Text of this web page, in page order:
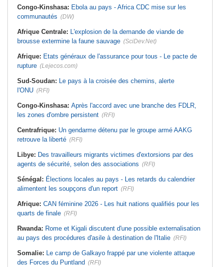
Congo-Kinshasa: Ebola au pays - Africa CDC mise sur les
communautés (DW)
Afrique Centrale: L'explosion de la demande de viande de
brousse extermine la faune sauvage (SciDev.Net)
Afrique: Etats généraux de l'assurance pour tous - Le pacte de
rupture (Lejecos.com)
Sud-Soudan: Le pays à la croisée des chemins, alerte
l'ONU (RFI)
Congo-Kinshasa: Après l'accord avec une branche des FDLR,
les zones d'ombre persistent (RFI)
Centrafrique: Un gendarme détenu par le groupe armé AAKG
retrouve la liberté (RFI)
Libye: Des travailleurs migrants victimes d'extorsions par des
agents de sécurité, selon des associations (RFI)
Sénégal: Élections locales au pays - Les retards du calendrier
alimentent les soupçons d'un report (RFI)
Afrique: CAN féminine 2026 - Les huit nations qualifiés pour les
quarts de finale (RFI)
Rwanda: Rome et Kigali discutent d'une possible externalisation
au pays des procédures d'asile à destination de l'Italie (RFI)
Somalie: Le camp de Galkayo frappé par une violente attaque
des Forces du Puntland (RFI)